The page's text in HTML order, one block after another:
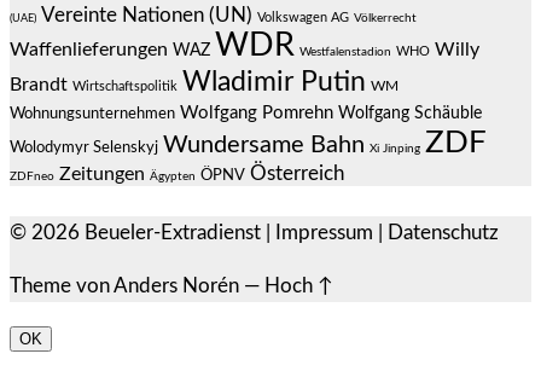
(UAE) Vereinte Nationen (UN) Volkswagen AG Völkerrecht
Waffenlieferungen WAZ WDR Westfalenstadion WHO Willy
Brandt Wirtschaftspolitik Wladimir Putin WM
Wohnungsunternehmen Wolfgang Pomrehn Wolfgang Schäuble
Wolodymyr Selenskyj Wundersame Bahn Xi Jinping ZDF
ZDFneo Zeitungen Ägypten ÖPNV Österreich
© 2026 Beueler-Extradienst Impressum Datenschutz
Theme vonAnders Norén — Hoch ↑
OK